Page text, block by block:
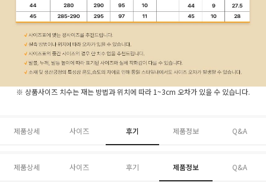
※ 상품사이즈 치수는 재는 방법과 위치에 따라 1~3cm 오차가 있을 수 있습니다.
제품상세 사이즈 후기 제품정보 Q&A
제품상세 사이즈 후기 제품정보 Q&A